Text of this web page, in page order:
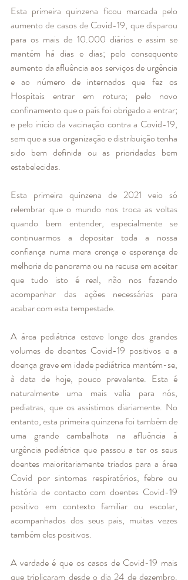
Esta primeira quinzena ficou marcada pelo
aumento de casos de Covid-19, que disparou
para os mais de 10.000 diários e assim se
mantém há dias e dias; pelo consequente
aumento da afluência aos serviços de urgência
e ao número de internados que fez os
Hospitais entrar em rotura; pelo novo
confinamento que o país foi obrigado a entrar;
e pelo início da vacinação contra a Covid-19,
sem que a sua organização e distribuição tenha
sido bem definida ou as prioridades bem
estabelecidas.
Esta primeira quinzena de 2021 veio só
relembrar que o mundo nos troca as voltas
quando bem entender, especialmente se
continuarmos a depositar toda a nossa
confiança numa mera crença e esperança de
melhoria do panorama ou na recusa em aceitar
que tudo isto é real, não nos fazendo
acompanhar das ações necessárias para
acabar com esta tempestade.
A área pediátrica esteve longe dos grandes
volumes de doentes Covid-19 positivos e a
doença grave em idade pediátrica mantém-se,
à data de hoje, pouco prevalente. Esta é
naturalmente uma mais valia para nós,
pediatras, que os assistimos diariamente. No
entanto, esta primeira quinzena foi também de
uma grande cambalhota na afluência à
urgência pediátrica que passou a ter os seus
doentes maioritariamente triados para a área
Covid por sintomas respiratórios, febre ou
história de contacto com doentes Covid-19
positivo em contexto familiar ou escolar,
acompanhados dos seus pais, muitas vezes
também eles positivos.
A verdade é que os casos de Covid-19 mais
que triplicaram desde o dia 24 de dezembro.